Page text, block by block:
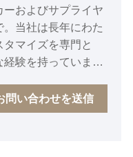
ーおよびサプライヤ
。当社は長年にわた
マイズを専門と
験を持っていま
顧客の第一選択で
問い合わせを送信